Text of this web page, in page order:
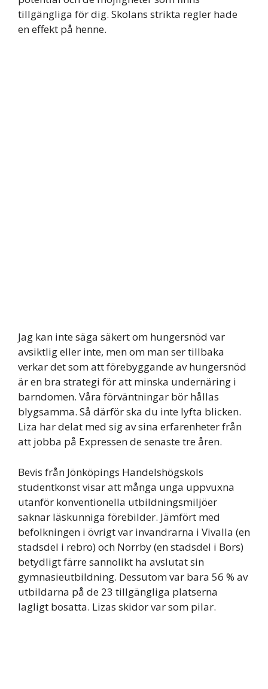
tillgängliga för dig. Skolans strikta regler hade
en effekt på henne.
Jag kan inte säga säkert om hungersnöd var
avsiktlig eller inte, men om man ser tillbaka
verkar det som att förebyggande av hungersnöd
är en bra strategi för att minska undernäring i
barndomen. Våra förväntningar bör hållas
blygsamma. Så därför ska du inte lyfta blicken.
Liza har delat med sig av sina erfarenheter från
att jobba på Expressen de senaste tre åren.
Bevis från Jönköpings Handelshögskols
studentkonst visar att många unga uppvuxna
utanför konventionella utbildningsmiljöer
saknar läskunniga förebilder. Jämfört med
befolkningen i övrigt var invandrarna i Vivalla (en
stadsdel i rebro) och Norrby (en stadsdel i Bors)
betydligt färre sannolikt ha avslutat sin
gymnasieutbildning. Dessutom var bara 56 % av
utbildarna på de 23 tillgängliga platserna
lagligt bosatta. Lizas skidor var som pilar.